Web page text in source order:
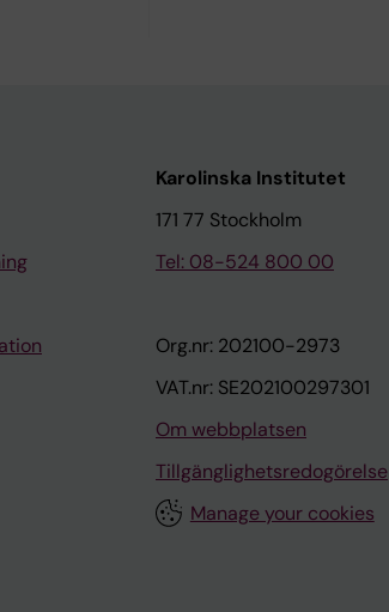
Karolinska Institutet
171 77 Stockholm
Tel: 08-524 800 00
Org.nr: 202100-2973
VAT.nr: SE202100297301
Om webbplatsen
Tillgänglighetsredogörelse
Manage your cookies